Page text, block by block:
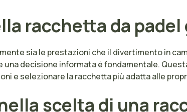
racchetta da
sia le prestazioni che il divertimento in
decisione informata è fondamentale.
e selezionare la racchetta più adatta alle
scelta di una